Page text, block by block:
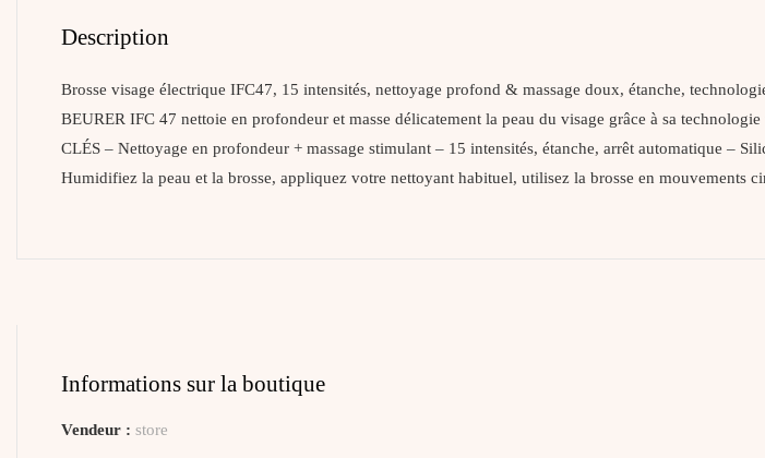
Description
Brosse visage électrique IFC47, 15 intensités, nettoyage profond & massage doux, étanche,
BEURER IFC 47 nettoie en profondeur et masse délicatement la peau du visage grâce à sa
CLÉS – Nettoyage en profondeur + massage stimulant – 15 intensités, étanche, arrêt automatique –
Humidifiez la peau et la brosse, appliquez votre nettoyant habituel, utilisez la brosse en mouvements
Informations sur la boutique
Vendeur : store